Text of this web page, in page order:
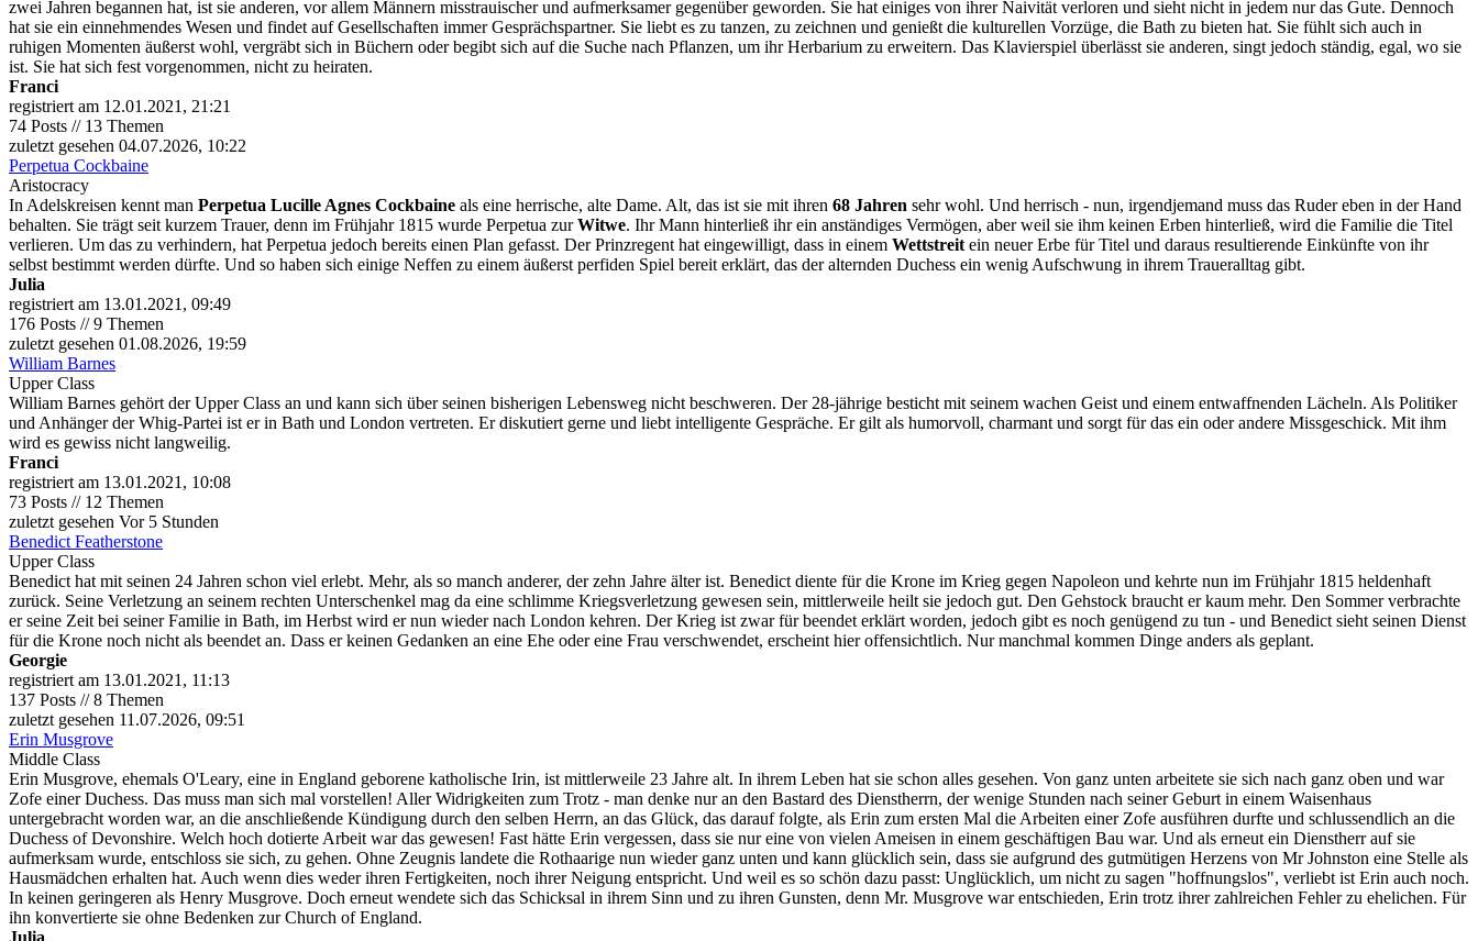
zwei Jahren begannen hat, ist sie anderen, vor allem Männern misstrauischer und aufmerksamer gegenüber geworden. Sie hat einiges von ihrer Naivität verloren und sieht nicht in jedem nur das Gute. Dennoch
hat sie ein einnehmendes Wesen und findet auf Gesellschaften immer Gesprächspartner. Sie liebt es zu tanzen, zu zeichnen und genießt die kulturellen Vorzüge, die Bath zu bieten hat. Sie fühlt sich auch in
ruhigen Momenten äußerst wohl, vergräbt sich in Büchern oder begibt sich auf die Suche nach Pflanzen, um ihr Herbarium zu erweitern. Das Klavierspiel überlässt sie anderen, singt jedoch ständig, egal, wo sie
ist. Sie hat sich fest vorgenommen, nicht zu heiraten.
Franci
registriert am 12.01.2021, 21:21
74 Posts // 13 Themen
zuletzt gesehen 04.07.2026, 10:22
Perpetua Cockbaine
Aristocracy
In Adelskreisen kennt man Perpetua Lucille Agnes Cockbaine als eine herrische, alte Dame. Alt, das ist sie mit ihren 68 Jahren sehr wohl. Und herrisch - nun, irgendjemand muss das Ruder eben in der Hand
behalten. Sie trägt seit kurzem Trauer, denn im Frühjahr 1815 wurde Perpetua zurWitwe. Ihr Mann hinterließ ihr ein anständiges Vermögen, aber weil sie ihm keinen Erben hinterließ, wird die Familie die Titel
verlieren. Um das zu verhindern, hat Perpetua jedoch bereits einen Plan gefasst. Der Prinzregent hat eingewilligt, dass in einem Wettstreit ein neuer Erbe für Titel und daraus resultierende Einkünfte von ihr
selbst bestimmt werden dürfte. Und so haben sich einige Neffen zu einem äußerst perfiden Spiel bereit erklärt, das der alternden Duchess ein wenig Aufschwung in ihrem Traueralltag gibt.
Julia
registriert am 13.01.2021, 09:49
176 Posts // 9 Themen
zuletzt gesehen 01.08.2026, 19:59
William Barnes
Upper Class
William Barnes gehört der Upper Class an und kann sich über seinen bisherigen Lebensweg nicht beschweren. Der 28-jährige besticht mit seinem wachen Geist und einem entwaffnenden Lächeln. Als Politiker
und Anhänger der Whig-Partei ist er in Bath und London vertreten. Er diskutiert gerne und liebt intelligente Gespräche. Er gilt als humorvoll, charmant und sorgt für das ein oder andere Missgeschick. Mit ihm
wird es gewiss nicht langweilig.
Franci
registriert am 13.01.2021, 10:08
73 Posts // 12 Themen
zuletzt gesehen Vor 5 Stunden
Benedict Featherstone
Upper Class
Benedict hat mit seinen 24 Jahren schon viel erlebt. Mehr, als so manch anderer, der zehn Jahre älter ist. Benedict diente für die Krone im Krieg gegen Napoleon und kehrte nun im Frühjahr 1815 heldenhaft
zurück. Seine Verletzung an seinem rechten Unterschenkel mag da eine schlimme Kriegsverletzung gewesen sein, mittlerweile heilt sie jedoch gut. Den Gehstock braucht er kaum mehr. Den Sommer verbrachte
er seine Zeit bei seiner Familie in Bath, im Herbst wird er nun wieder nach London kehren. Der Krieg ist zwar für beendet erklärt worden, jedoch gibt es noch genügend zu tun - und Benedict sieht seinen Dienst
für die Krone noch nicht als beendet an. Dass er keinen Gedanken an eine Ehe oder eine Frau verschwendet, erscheint hier offensichtlich. Nur manchmal kommen Dinge anders als geplant.
Georgie
registriert am 13.01.2021, 11:13
137 Posts // 8 Themen
zuletzt gesehen 11.07.2026, 09:51
Erin Musgrove
Middle Class
Erin Musgrove, ehemals O'Leary, eine in England geborene katholische Irin, ist mittlerweile 23 Jahre alt. In ihrem Leben hat sie schon alles gesehen. Von ganz unten arbeitete sie sich nach ganz oben und war
Zofe einer Duchess. Das muss man sich mal vorstellen! Aller Widrigkeiten zum Trotz - man denke nur an den Bastard des Dienstherrn, der wenige Stunden nach seiner Geburt in einem Waisenhaus
untergebracht worden war, an die anschließende Kündigung durch den selben Herrn, an das Glück, das darauf folgte, als Erin zum ersten Mal die Arbeiten einer Zofe ausführen durfte und schlussendlich an die
Duchess of Devonshire. Welch hoch dotierte Arbeit war das gewesen! Fast hätte Erin vergessen, dass sie nur eine von vielen Ameisen in einem geschäftigen Bau war. Und als erneut ein Dienstherr auf sie
aufmerksam wurde, entschloss sie sich, zu gehen. Ohne Zeugnis landete die Rothaarige nun wieder ganz unten und kann glücklich sein, dass sie aufgrund des gutmütigen Herzens von Mr Johnston eine Stelle als
Hausmädchen erhalten hat. Auch wenn dies weder ihren Fertigkeiten, noch ihrer Neigung entspricht. Und weil es so schön dazu passt: Unglücklich, um nicht zu sagen "hoffnungslos", verliebt ist Erin auch noch.
In keinen geringeren als Henry Musgrove. Doch erneut wendete sich das Schicksal in ihrem Sinn und zu ihren Gunsten, denn Mr. Musgrove war entschieden, Erin trotz ihrer zahlreichen Fehler zu ehelichen. Für
ihn konvertierte sie ohne Bedenken zur Church of England.
Julia